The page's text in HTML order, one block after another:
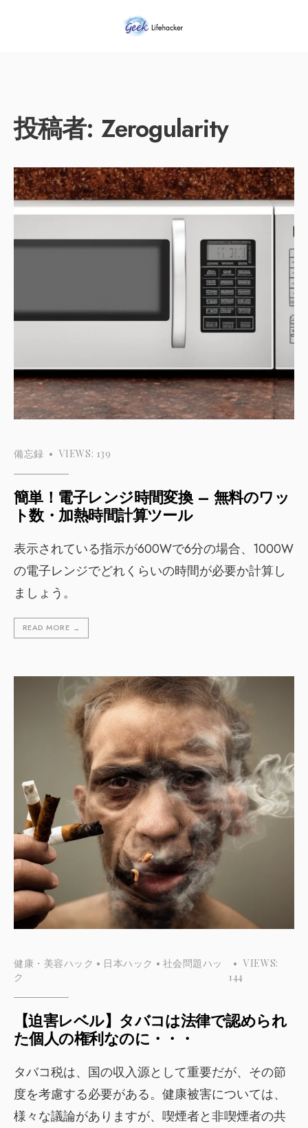
投稿者: Zerogularity
備忘録 • VIEWS: 139
簡単！電子レンジ時間変換 – 無料のワッ
ト数・加熱時間計算ツール
表示されている指示が600Wで6分の場合、1000W
の電子レンジでどれくらいの時間が必要か計算し
ましょう。
READ MORE →
健康・美容ハック • 日本ハック • 社会問題ハッ
ク
• VIEWS:
144
【迫害レベル】タバコは法律で認められ
た個人の権利なのに・・・
タバコ税は、国の収入源として重要だが、その節
度を考慮する必要がある。健康被害については、
様々な議論がありますが、喫煙者と非喫煙者の共